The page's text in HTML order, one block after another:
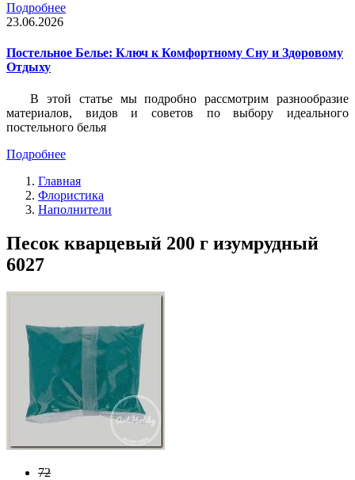
Подробнее
23.06.2026
Постельное Белье: Ключ к Комфортному Сну и Здоровому
Отдыху
В этой статье мы подробно рассмотрим разнообразие
материалов, видов и советов по выбору идеального
постельного белья
Подробнее
Главная
Флористика
Наполнители
Песок кварцевый 200 г изумрудный
6027
72